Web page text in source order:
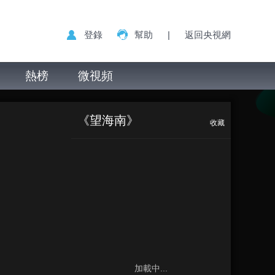
登錄 幫助 | 返回央視網
熱榜 微視頻
《望海南》 收藏
加載中...